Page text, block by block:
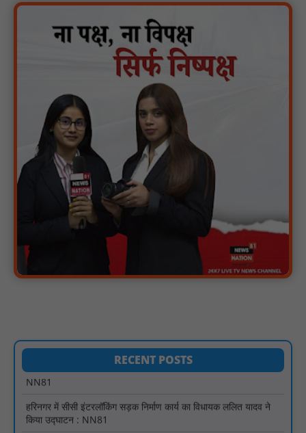
RECENT POSTS
वर्धा में ज़िला परिषद के कर्मचारी चौदह दिनों से हड़ताल पर : NN81
पीएचईडी विभाग मंत्री ने जहाजपुर विधानसभा क्षेत्र में विभिन्न विकास कार्यों का
किया शिलान्यास एवं लोकार्पण : NN81
पारस पोर्टल से होगी योजनाओं की नियमित समीक्षा, मुख्यमंत्री विष्णुदेव साय ने
दिए समयबद्ध क्रियान्वयन के निर्देश : NN81
सोलर हाई मास्ट से रोशन हो रहे वनांचल के गांव, नियद नेल्लानार ग्रामों में बढ़ी
सुरक्षा और सुविधा : NN81
सरस्वती साइकिल योजना के तहत 18 छात्राओं को साइकिल वितरण, 'एक पेड़
माँ के नाम' अभियान में हुआ वृक्षारोपण : NN81
रेजिडेंट डॉक्टरों का शांतिपूर्ण आंदोलन जारी, सभी रेजिडेंट्स का लंबित वेतन
जारी होने तक संघर्ष रहेगा : NN81
NN81
हरिनगर में सीसी इंटरलॉकिंग सड़क निर्माण कार्य का विधायक ललित यादव ने
किया उद्घाटन : NN81
पिड़ावा में आगामी त्योहारों को लेकर शांति समिति की बैठक आयोजित : NN81